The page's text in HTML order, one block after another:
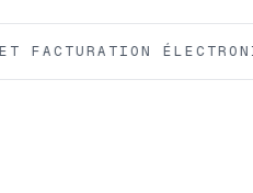
ÉLECTRONIQUE